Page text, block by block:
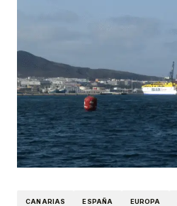
CANARIAS ESPAÑA EUROPA